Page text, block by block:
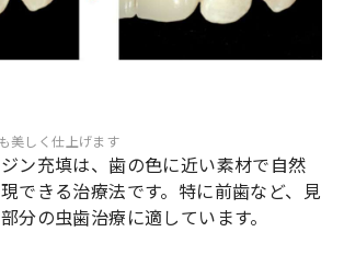
美しく仕上げます
ン充填は、歯の色に近い素材で自然
できる治療法です。特に前歯など、見
分の虫歯治療に適しています。